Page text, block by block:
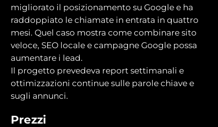
migliorato il posizionamento su Google e ha
raddoppiato le chiamate in entrata in quattro
mesi. Quel caso mostra come combinare sito
veloce, SEO locale e campagne Google possa
aumentare i lead.
Il progetto prevedeva report settimanali e
ottimizzazioni continue sulle parole chiave e
sugli annunci.
Prezzi